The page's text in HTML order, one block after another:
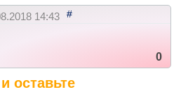
14:43 #
0
и оставьте